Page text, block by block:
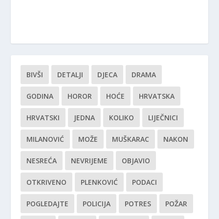
BIVŠI DETALJI DJECA DRAMA
GODINA HOROR HOĆE HRVATSKA
HRVATSKI JEDNA KOLIKO LIJEČNICI
MILANOVIĆ MOŽE MUŠKARAC NAKON
NESREĆA NEVRIJEME OBJAVIO
OTKRIVENO PLENKOVIĆ PODACI
POGLEDAJTE POLICIJA POTRES POŽAR